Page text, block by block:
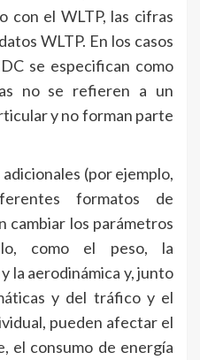
con el WLTP, las cifras
WLTP. En los casos
se especifican como
no se refieren a un
y no forman parte
(por ejemplo,
formatos de
cambiar los parámetros
como el peso, la
la aerodinámica y, junto
y del tráfico y el
pueden afectar el
el consumo de energía